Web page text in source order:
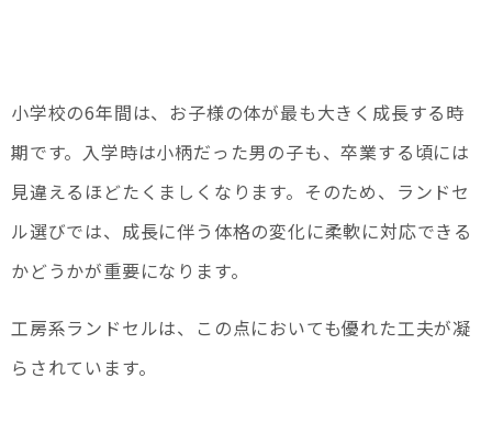
小学校の6年間は、お子様の体が最も大きく成長する時
期です。入学時は小柄だった男の子も、卒業する頃には
見違えるほどたくましくなります。そのため、ランドセ
ル選びでは、成長に伴う体格の変化に柔軟に対応できる
かどうかが重要になります。
工房系ランドセルは、この点においても優れた工夫が凝
らされています。